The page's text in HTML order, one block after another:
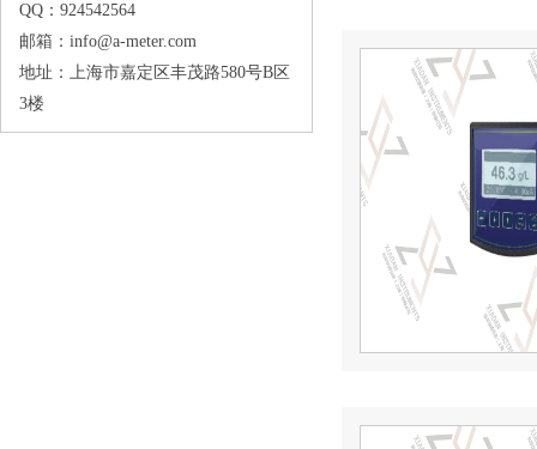
QQ：924542564
邮箱：info@a-meter.com
地址：上海市嘉定区丰茂路580号B区
3楼